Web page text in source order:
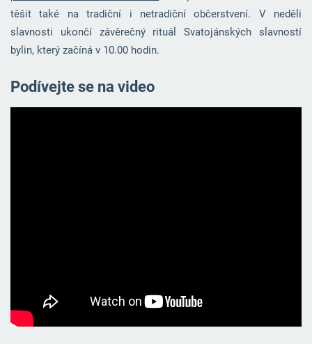
těšit také na tradiční i netradiční občerstvení. V neděli
slavnosti ukončí závěrečný rituál Svatojánských slavností
bylin, který začíná v 10.00 hodin.
Podívejte se na video